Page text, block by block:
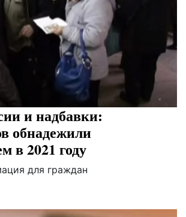
и надбавки:
обнадежили
в 2021 году
для граждан